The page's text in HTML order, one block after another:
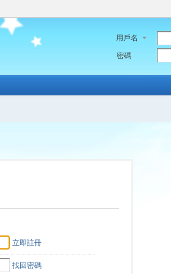
用戶名
密碼
立即註冊
找回密碼